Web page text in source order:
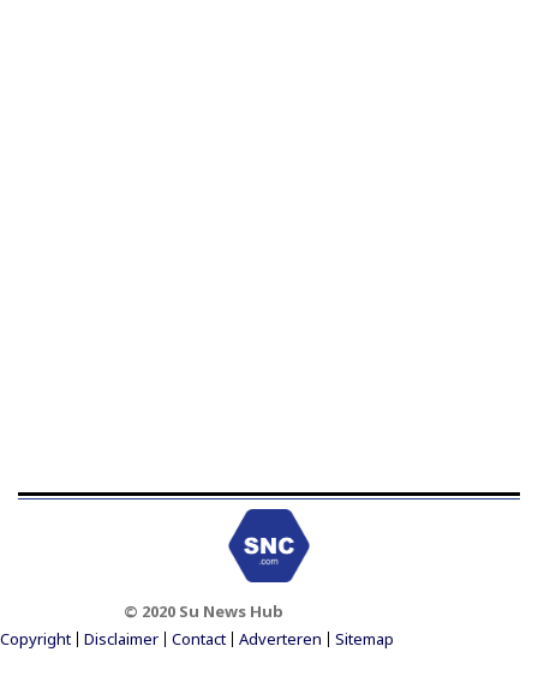
© 2020 Su News Hub
Footer Menu
Copyright Disclaimer Contact Adverteren Sitemap